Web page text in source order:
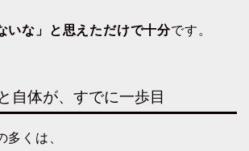
いな」と思えただけで十分です。
自体が、すでに一歩目
多くは、